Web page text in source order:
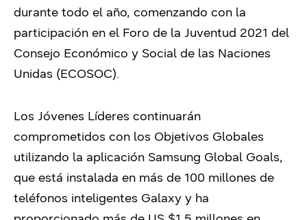
durante todo el año, comenzando con la
participación en el Foro de la Juventud 2021 del
Consejo Económico y Social de las Naciones
Unidas (ECOSOC).
Los Jóvenes Líderes continuarán
comprometidos con los Objetivos Globales
utilizando la aplicación Samsung Global Goals,
que está instalada en más de 100 millones de
teléfonos inteligentes Galaxy y ha